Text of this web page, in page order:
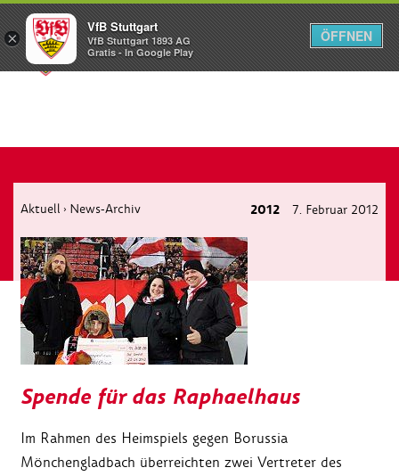
Menü
Aktuell › News-Archiv 2012 7. Februar 2012
Spende für das Raphaelhaus
Im Rahmen des Heimspiels gegen Borussia
Mönchengladbach überreichten zwei Vertreter des
×
VfB Stuttgart
VfB Stuttgart 1893 AG
Gratis - In Google Play
ÖFFNEN